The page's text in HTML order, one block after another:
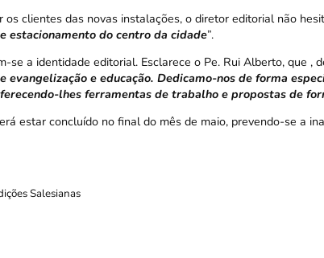
os clientes das novas instalações, o diretor editorial não
estacionamento do centro da cidade”.
se a identidade editorial. Esclarece o Pe. Rui Alberto, que ,
evangelização e educação. Dedicamo-nos de forma
lhes ferramentas de trabalho e propostas de
estar concluído no final do mês de maio, prevendo-se a
Salesianas